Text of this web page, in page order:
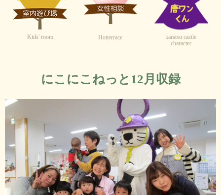
Kids' room Hotterrace
karatsu castle
character
にこにこねっと12月収録